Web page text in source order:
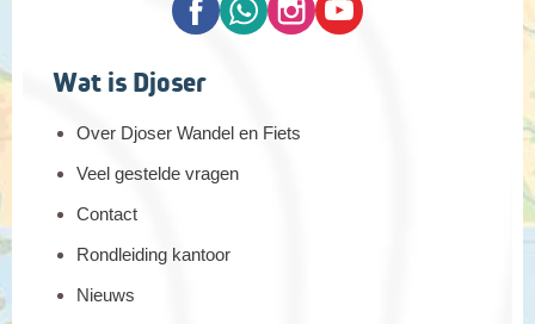
Deus (Het Moeder Gods Fort). Wie wil kan hier stoppen om
rustig even rond te kijken.
Wat is Djoser
Over Djoser Wandel en Fiets
Veel gestelde vragen
Contact
Rondleiding kantoor
Nieuws